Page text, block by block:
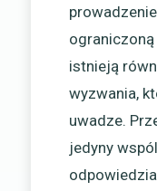
istnieją
wyzwania,
uwadze.
jedyny